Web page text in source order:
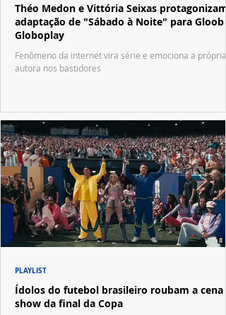
Théo Medon e Vittória Seixas protagonizam
adaptação de "Sábado à Noite" para Gloob e
Globoplay
Fenômeno da internet vira série e emociona a própria
autora nos bastidores
Ídolos do futebol brasileiro roubam a cena
show da final da Copa
PLAYLIST